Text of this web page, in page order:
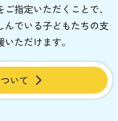
指定いただくことで、
んでいる子どもたちの支
ただけます。
いて